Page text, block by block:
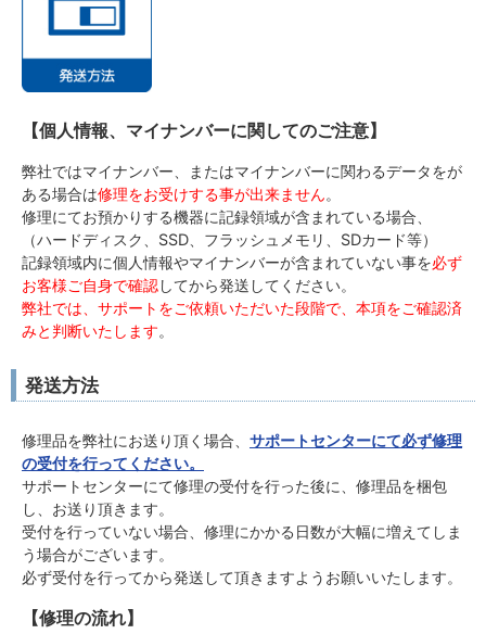
【個人情報、マイナンバーに関してのご注意】
弊社ではマイナンバー、またはマイナンバーに関わるデータをが
ある場合は修理をお受けする事が出来ません。
修理にてお預かりする機器に記録領域が含まれている場合、
（ハードディスク、SSD、フラッシュメモリ、SDカード等）
記録領域内に個人情報やマイナンバーが含まれていない事を必ず
お客様ご自身で確認してから発送してください。
弊社では、サポートをご依頼いただいた段階で、本項をご確認済
みと判断いたします。
発送方法
修理品を弊社にお送り頂く場合、 サポートセンターにて必ず修理
の受付を行ってください。
サポートセンターにて修理の受付を行った後に、修理品を梱包
し、お送り頂きます。
受付を行っていない場合、修理にかかる日数が大幅に増えてしま
う場合がございます。
必ず受付を行ってから発送して頂きますようお願いいたします。
【修理の流れ】